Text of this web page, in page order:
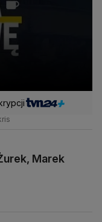
Marek